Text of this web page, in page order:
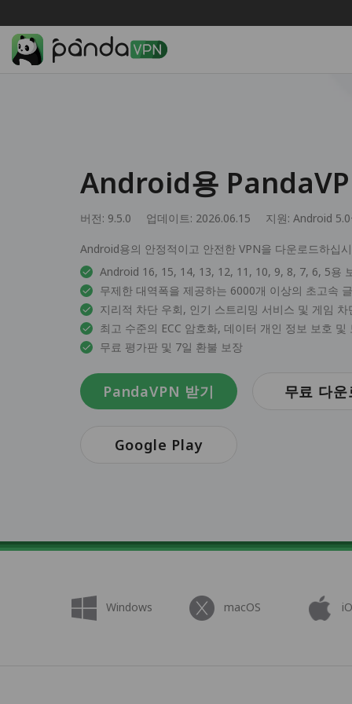
Android용
버전: 9.5.0 업데이트: 2026.06.15 지원: Android
Android용의 안정적이고 안전한 VPN을 다운로드하십
Android 16, 15, 14, 13, 12, 11, 10, 9, 8, 7, 6, 5용
무제한 대역폭을 제공하는 6000개 이상의 초고속
지리적 차단 우회, 인기 스트리밍 서비스 및 게임 차
최고 수준의 ECC 암호화, 데이터 개인 정보 보호 및
무료 평가판 및 7일 환불 보장
PandaVPN 받기 무료 다운
Google Play
Windows macOS